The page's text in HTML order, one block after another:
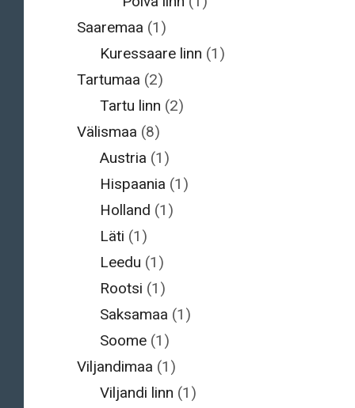
Saaremaa (1)
Kuressaare linn (1)
Tartumaa (2)
Tartu linn (2)
Välismaa (8)
Austria (1)
Hispaania (1)
Holland (1)
Läti (1)
Leedu (1)
Rootsi (1)
Saksamaa (1)
Soome(1)
Viljandimaa (1)
Viljandi linn (1)